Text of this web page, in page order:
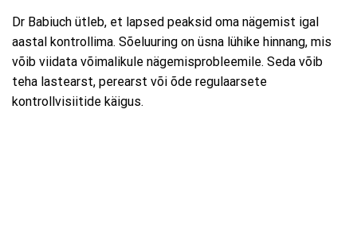
Dr Babiuch ütleb, et lapsed peaksid oma nägemist igal
aastal kontrollima. Sõeluuring on üsna lühike hinnang, mis
võib viidata võimalikule nägemisprobleemile. Seda võib
teha lastearst, perearst või õde regulaarsete
kontrollvisiitide käigus.